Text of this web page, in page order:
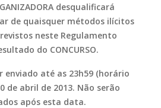
desqualificará
de quaisquer métodos ilícitos
neste Regulamento
do CONCURSO.
enviado até as 23h59 (horário
de abril de 2013. Não serão
após esta data.